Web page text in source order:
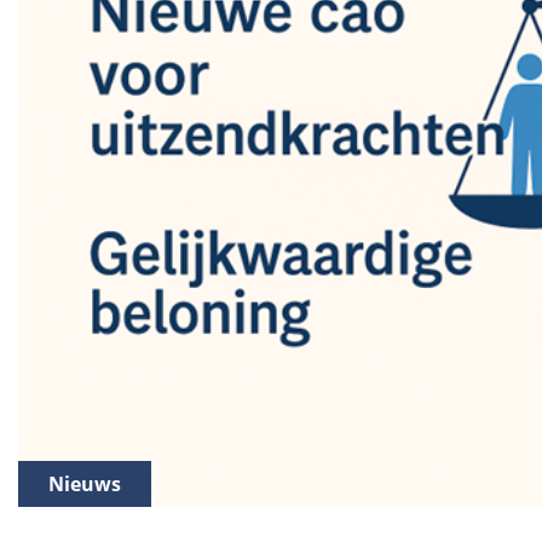
Nieuws